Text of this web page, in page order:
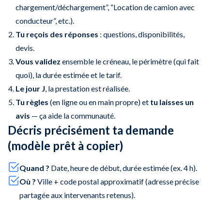
chargement/déchargement”, “Location de camion avec
conducteur”, etc.).
Tu reçois des réponses : questions, disponibilités,
devis.
Vous validez ensemble le créneau, le périmètre (qui fait
quoi), la durée estimée et le tarif.
Le jour J, la prestation est réalisée.
Tu règles (en ligne ou en main propre) et tu laisses un
avis — ça aide la communauté.
Décris précisément ta demande
(modèle prêt à copier)
Quand ? Date, heure de début, durée estimée (ex. 4 h).
Où ? Ville + code postal approximatif (adresse précise
partagée aux intervenants retenus).